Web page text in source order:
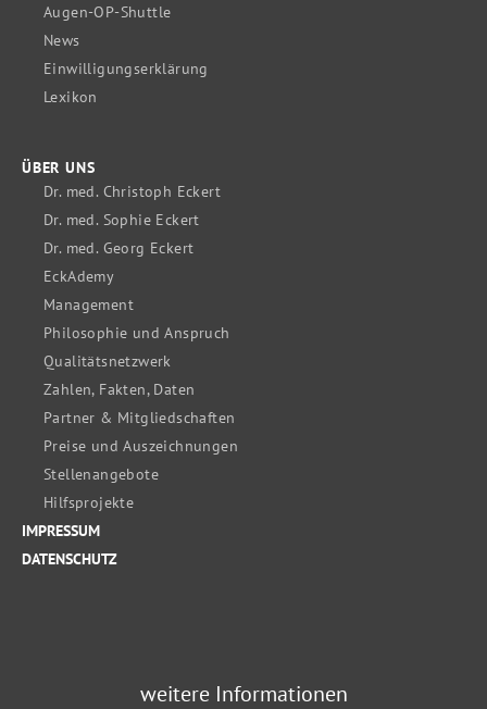
Augen-OP-Shuttle
News
Einwilligungserklärung
Lexikon
ÜBER UNS
Dr. med. Christoph Eckert
Dr. med. Sophie Eckert
Dr. med. Georg Eckert
EckAdemy
Management
Philosophie und Anspruch
Qualitätsnetzwerk
Zahlen, Fakten, Daten
Partner & Mitgliedschaften
Preise und Auszeichnungen
Stellenangebote
Hilfsprojekte
IMPRESSUM
DATENSCHUTZ
weitere Informationen